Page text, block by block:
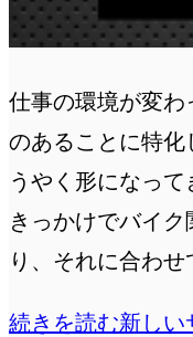
仕事の環境が変
のあることに特化
うやく形になっ
きっかけでバイ
り、それに合わ
続きを読む新しい